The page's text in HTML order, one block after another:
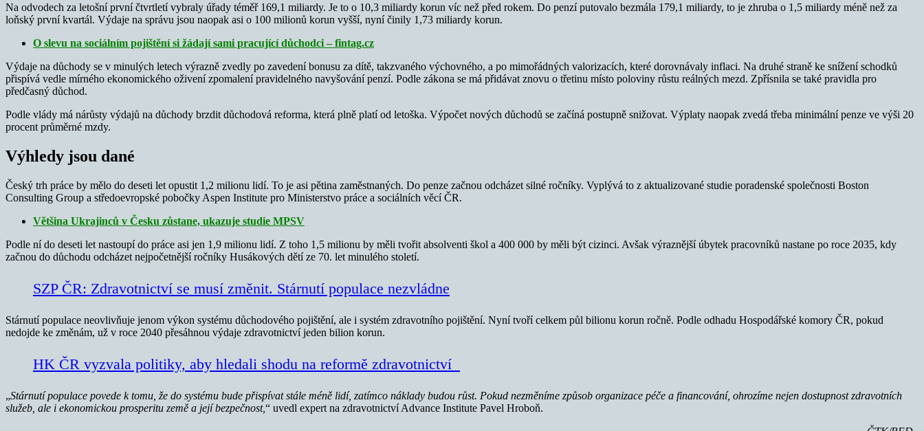
Na odvodech za letošní první čtvrtletí vybraly úřady téměř 169,1 miliardy. Je to o 10,3 miliardy korun víc než před rokem. Do penzí putovalo bezmála 179,1 miliardy, to je zhruba o 1,5 miliardy méně než za
loňský první kvartál. Výdaje na správu jsou naopak asi o 100 milionů korun vyšší, nyní činily 1,73 miliardy korun.
O slevu na sociálním pojištění si žádají sami pracující důchodci – fintag.cz
Výdaje na důchody se v minulých letech výrazně zvedly po zavedení bonusu za dítě, takzvaného výchovného, a po mimořádných valorizacích, které dorovnávaly inflaci. Na druhé straně ke snížení schodků
přispívá vedle mírného ekonomického oživení zpomalení pravidelného navyšování penzí. Podle zákona se má přidávat znovu o třetinu místo poloviny růstu reálných mezd. Zpřísnila se také pravidla pro
předčasný důchod.
Podle vlády má nárůsty výdajů na důchody brzdit důchodová reforma, která plně platí od letoška. Výpočet nových důchodů se začíná postupně snižovat. Výplaty naopak zvedá třeba minimální penze ve výši 20
procent průměrné mzdy.
Výhledy jsou dané
Český trh práce by mělo do deseti let opustit 1,2 milionu lidí. To je asi pětina zaměstnaných. Do penze začnou odcházet silné ročníky. Vyplývá to z aktualizované studie poradenské společnosti Boston
Consulting Group a středoevropské pobočky Aspen Institute pro Ministerstvo práce a sociálních věcí ČR.
Většina Ukrajinců v Česku zůstane, ukazuje studie MPSV
Podle ní do deseti let nastoupí do práce asi jen 1,9 milionu lidí. Z toho 1,5 milionu by měli tvořit absolventi škol a 400 000 by měli být cizinci. Avšak výraznější úbytek pracovníků nastane po roce 2035, kdy
začnou do důchodu odcházet nejpočetnější ročníky Husákových dětí ze 70. let minulého století.
SZP ČR: Zdravotnictví se musí změnit. Stárnutí populace nezvládne
Stárnutí populace neovlivňuje jenom výkon systému důchodového pojištění, ale i systém zdravotního pojištění. Nyní tvoří celkem půl bilionu korun ročně. Podle odhadu Hospodářské komory ČR, pokud
nedojde ke změnám, už v roce 2040 přesáhnou výdaje zdravotnictví jeden bilion korun.
HK ČR vyzvala politiky, aby hledali shodu na reformě zdravotnictví
„Stárnutí populace povede k tomu, že do systému bude přispívat stále méně lidí, zatímco náklady budou růst. Pokud nezměníme způsob organizace péče a financování, ohrozíme nejen dostupnost zdravotních
služeb, ale i ekonomickou prosperitu země a její bezpečnost,“ uvedl expert na zdravotnictví Advance Institute Pavel Hroboň.